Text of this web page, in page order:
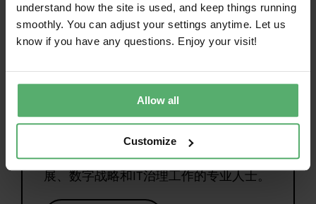
understand how the site is used, and keep things running
smoothly. You can adjust your settings anytime. Let us
know if you have any questions. Enjoy your visit!
Allow all
Customize
网络研讨会：如何采购更可
持续的云资源
在这场on-demand网络研讨会中您了解该
认证的涵盖范围，以及如何将其应用于采
购工作，从而在气候、物质、循环经济和
供应链这四个关键领域降低对可持续性的
影响。本次on-demand 网络研讨会特别
on-demand 从事公共采购、可持续发
展、数字战略和IT治理工作的专业人士。